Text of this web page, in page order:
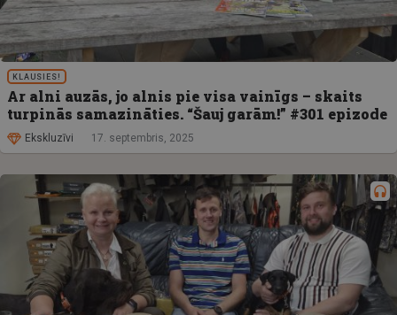
KLAUSIES!
Ar alni auzās, jo alnis pie visa vainīgs – skaits
turpinās samazināties. “Šauj garām!” #301 epizode
Ekskluzīvi 17. septembris, 2025